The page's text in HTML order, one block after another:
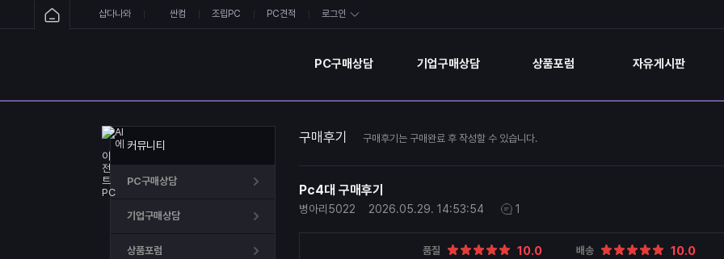
샵다나와 싼컴 조립PC PC견적 로그인
PC구매상담 기업구매상담 상품포럼 자유게시판
커뮤니티
PC구매상담
기업구매상담
상품포럼
구매후기 구매후기는 구매완료 후 작성할 수 있습니다.
Pc4대 구매후기
병아리5022 2026.05.29. 14:53:54 1
품질 10.0 배송 10.0